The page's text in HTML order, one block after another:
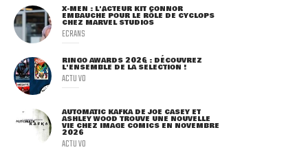
X-MEN : L'ACTEUR KIT CONNOR
EMBAUCHÉ POUR LE RÔLE DE CYCLOPS
CHEZ MARVEL STUDIOS
ECRANS
RINGO AWARDS 2026 : DÉCOUVREZ
L'ENSEMBLE DE LA SÉLECTION !
ACTU VO
AUTOMATIC KAFKA DE JOE CASEY ET
ASHLEY WOOD TROUVE UNE NOUVELLE
VIE CHEZ IMAGE COMICS EN NOVEMBRE
2026
ACTU VO